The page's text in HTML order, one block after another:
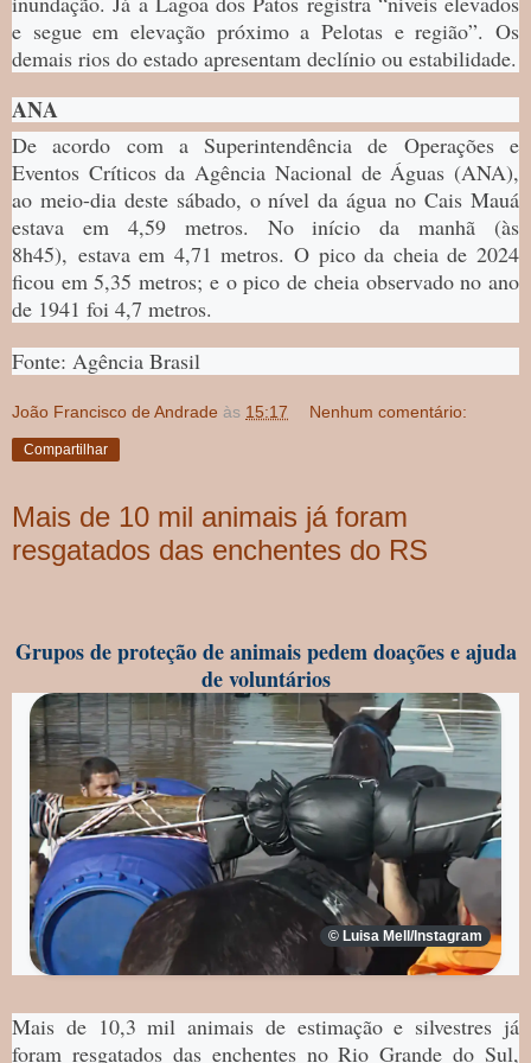
e segue em elevação próximo a Pelotas e região”. Os
demais rios do estado apresentam declínio ou estabilidade.
ANA
De acordo com a Superintendência de Operações e
Eventos Críticos da Agência Nacional de Águas (ANA),
ao meio-dia deste sábado, o nível da água no Cais Mauá
estava em 4,59 metros. No início da manhã (às
8h45), estava em 4,71 metros. O pico da cheia de 2024
ficou em 5,35 metros; e o pico de cheia observado no ano
de 1941 foi 4,7 metros.
Fonte: Agência Brasil
João Francisco de Andrade às 15:17 Nenhum comentário:
Compartilhar
Mais de 10 mil animais já foram
resgatados das enchentes do RS
Grupos de proteção de animais pedem doações e ajuda
de voluntários
© Luisa Mell/Instagram
Mais de 10,3 mil animais de estimação e silvestres já
foram resgatados das enchentes no Rio Grande do Sul,